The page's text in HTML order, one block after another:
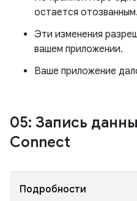
остается отозванным.
Эти изменения
вашем приложении.
Ваше приложение
05: Запись
Connect
Подробности